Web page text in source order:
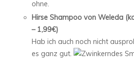
ohne.
Hirse Shampoo von Weleda
– 1,99€)
Hab ich auch noch nicht
es ganz gut.